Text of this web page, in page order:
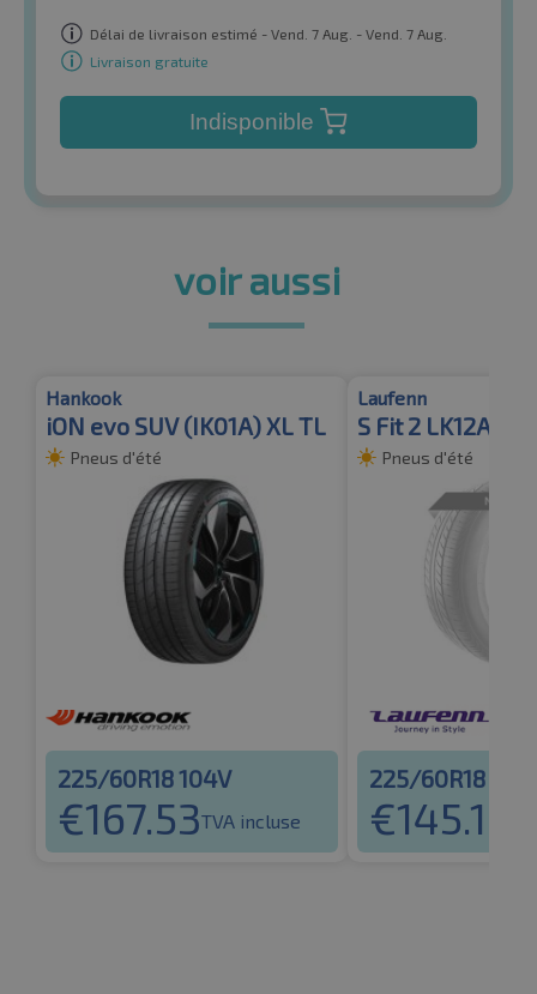
Délai de livraison estimé - Vend. 7 Aug. - Vend. 7 Aug.
Livraison gratuite
Indisponible
voir aussi
Hankook
iON evo SUV (IK01A) XL TL
Pneus d'été
225/60R18 104V
€167.53TVA incluse
Laufenn
S Fit 2 LK12A XL
Pneus d'été
225/60R18
€145.10